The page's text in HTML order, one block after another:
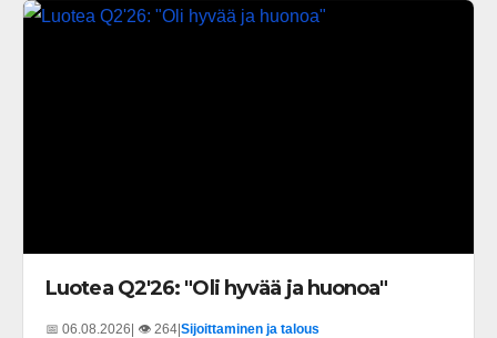
Luotea Q2'26: "Oli hyvää ja huonoa"
📅 06.08.2026| 👁️ 264|Sijoittaminen ja talous